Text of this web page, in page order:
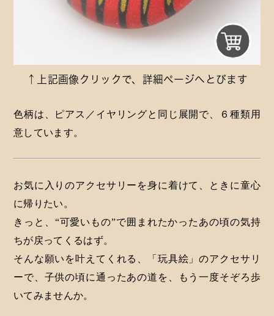
↑上記画像クリックで、詳細ページへとびます
色柄は、ピアス／イヤリングと同じ展開で、６種類用
意しています。
お気に入りのアクセサリーを身に着けて、ときに童心
に帰りたい。
きっと、“可愛いもの”で囲まれたかったあの頃の気持
ちが戻ってくるはず。
そんな願いを叶えてくれる、「玩具絵」のアクセサリ
ーで、子供の頃に通ったあの道を、もう一度そぞろ歩
いてみませんか。